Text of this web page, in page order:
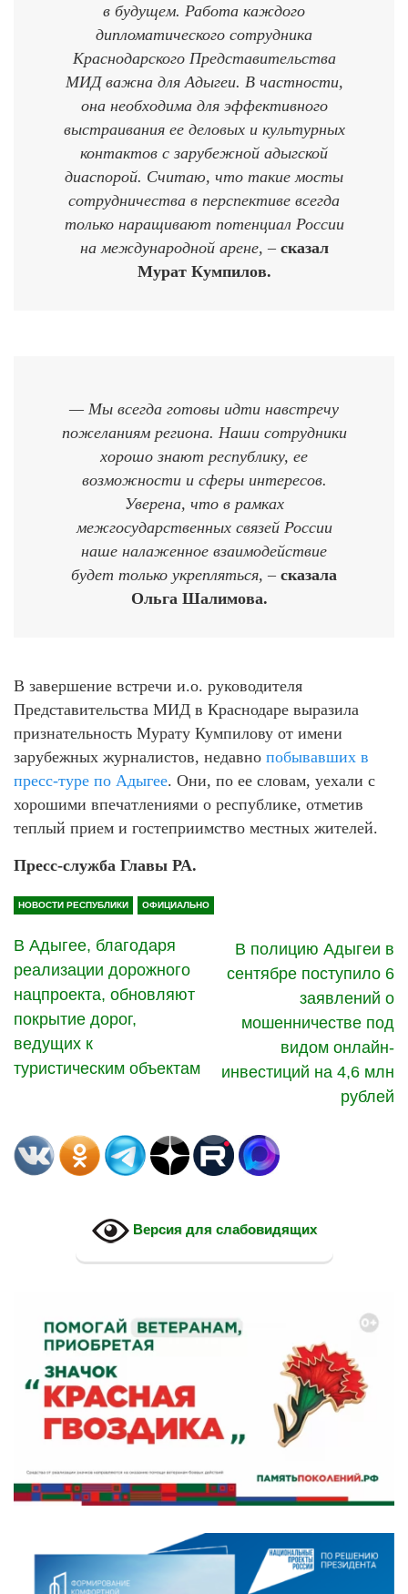
в будущем. Работа каждого
дипломатического сотрудника
Краснодарского Представительства
МИД важна для Адыгеи. В частности,
она необходима для эффективного
выстраивания ее деловых и культурных
контактов с зарубежной адыгской
диаспорой. Считаю, что такие мосты
сотрудничества в перспективе всегда
только наращивают потенциал России
на международной арене, – сказал
Мурат Кумпилов.
— Мы всегда готовы идти навстречу
пожеланиям региона. Наши сотрудники
хорошо знают республику, ее
возможности и сферы интересов.
Уверена, что в рамках
межгосударственных связей России
наше налаженное взаимодействие
будет только укрепляться, – сказала
Ольга Шалимова.
В завершение встречи и.о. руководителя
Представительства МИД в Краснодаре выразила
признательность Мурату Кумпилову от имени
зарубежных журналистов, недавно побывавших в
пресс-туре по Адыгее. Они, по ее словам, уехали с
хорошими впечатлениями о республике, отметив
теплый прием и гостеприимство местных жителей.
Пресс-служба Главы РА.
НОВОСТИ РЕСПУБЛИКИ ОФИЦИАЛЬНО
В Адыгее, благодаря
реализации дорожного
нацпроекта, обновляют
покрытие дорог,
ведущих к
туристическим объектам
В полицию Адыгеи в
сентябре поступило 6
заявлений о
мошенничестве под
видом онлайн-
инвестиций на 4,6 млн
рублей
Версия для слабовидящих